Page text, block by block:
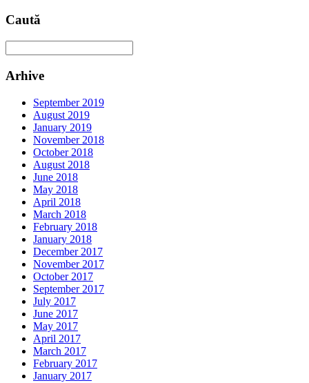
Caută
Arhive
September 2019
August 2019
January 2019
November 2018
October 2018
August 2018
June 2018
May 2018
April 2018
March 2018
February 2018
January 2018
December 2017
November 2017
October 2017
September 2017
July 2017
June 2017
May 2017
April 2017
March 2017
February 2017
January 2017